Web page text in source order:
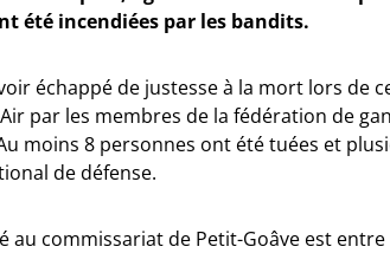
été incendiées par les bandits.
échappé de justesse à la mort lors de
par les membres de la fédération de
moins 8 personnes ont été tuées et
de défense.
au commissariat de Petit-Goâve est